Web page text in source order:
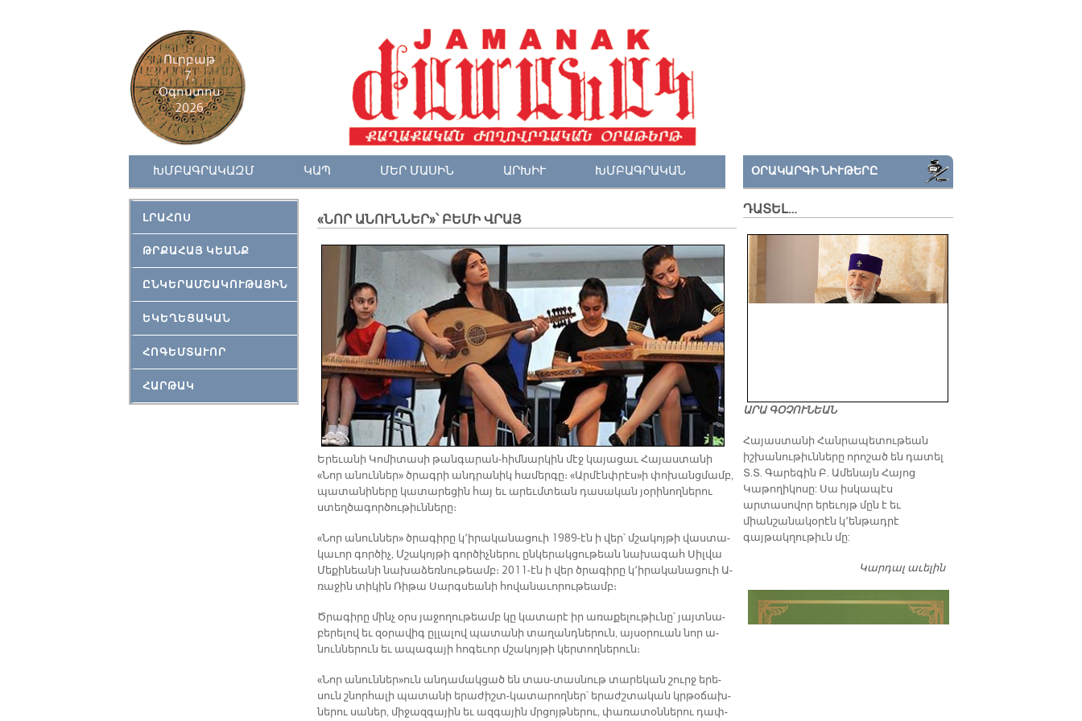
Ուրբաթ
7,
Օգոստոս
2026
ԽՄԲԱԳՐԱԿԱԶՄ ԿԱՊ ՄԵՐ ՄԱՍԻՆ ԱՐԽԻՒ ԽՄԲԱԳՐԱԿԱՆ
ԼՐԱՀՈՍ
ԹՐՔԱՀԱՅ ԿԵԱՆՔ
ԸՆԿԵՐԱՄՇԱԿՈՒԹԱՅԻՆ
ԵԿԵՂԵՑԱԿԱՆ
ՀՈԳԵՄՏԱՒՈՐ
ՀԱՐԹԱԿ
«ՆՈՐ ԱՆՈՒՆՆԵՐ»՝ ԲԵՄԻ ՎՐԱՅ
Ե­րե­ւա­նի Կո­մի­տա­սի թան­գա­րան-հիմ­նար­կին մէջ կա­յա­ցաւ Հա­յաս­տա­նի
«Նոր ա­նուն­ներ» ծրագ­րի անդ­րա­նիկ հա­մեր­գը։ «Ար­մէնփ­րէս»ի փո­խանց­մամբ,
պա­տա­նի­նե­րը կա­տա­րե­ցին հայ եւ ա­րեւմ­տեան դա­սա­կան յօ­րի­նող­նե­րու
ստեղ­ծա­գոր­ծու­թիւն­նե­րը։
«Նոր ա­նուն­ներ» ծրա­գի­րը կ՚ի­րա­կա­նա­ցուի 1989-էն ի վեր՝ մշա­կոյ­թի վաս­տա­
կա­ւոր գոր­ծիչ, Մշա­կոյ­թի գոր­ծիչ­նե­րու ըն­կե­րակ­ցու­թեան նա­խա­գահ Սիլ­վա
Մե­քի­նեա­նի նա­խա­ձեռ­նու­թեամբ։ 2011-էն ի վեր ծրա­գի­րը կ՚ի­րա­կա­նա­ցուի Ա­
ռա­ջին տի­կին Ռի­թա Սարգ­սեա­նի հո­վա­նա­ւո­րու­թեամբ։
Ծրա­գի­րը մինչ օրս յա­ջո­ղու­թեամբ կը կա­տա­րէ իր ա­ռա­քե­լու­թիւ­նը՝ յայտ­նա­
բե­րե­լով եւ զօ­րա­վիգ ըլ­լա­լով պա­տա­նի տա­ղանդ­նե­րուն, այ­սօ­րուան նոր ա­
նուն­նե­րուն եւ ա­պա­գա­յի հո­գե­ւոր մշա­կոյ­թի կեր­տող­նե­րուն։
«Նոր ա­նուն­ներ»ուն ան­դա­մակ­ցած են տաս-տաս­նութ տա­րե­կան շուրջ ե­րե­
սուն շնոր­հա­լի պա­տա­նի ե­րա­ժիշտ-կա­տա­րող­ներ՝ ե­րաժշ­տա­կան կրթօ­ճախ­
նե­րու սա­ներ, մի­ջազ­գա­յին եւ ազ­գա­յին մրցոյթ­նե­րու, փա­ռա­տօն­նե­րու դափ­
ՕՐԱԿԱՐԳԻ ՆԻՒԹԵՐԸ
ԴԱՏԵԼ…
ԱՐԱ ԳՕՉՈՒՆԵԱՆ
​Հայաստանի Հանրապետութեան
իշխանութիւնները որոշած են դատել
Տ.Տ. Գարեգին Բ. Ամենայն Հայոց
Կաթողիկոսը: Սա իսկապէս
արտասովոր երեւոյթ մըն է եւ
միանշանակօրէն կ՚ենթադրէ
գայթակղութիւն մը:
Կարդալ աւելինԴատել…